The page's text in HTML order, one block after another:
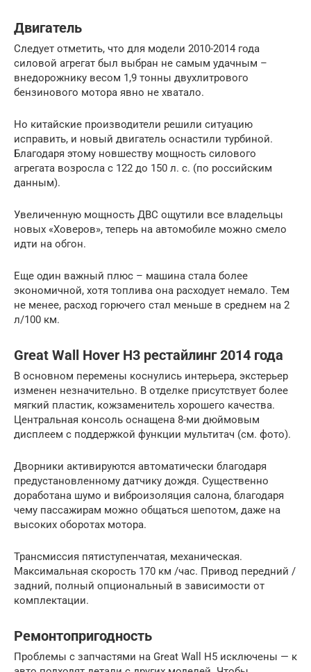
Двигатель
Следует отметить, что для модели 2010-2014 года
силовой агрегат был выбран не самым удачным –
внедорожнику весом 1,9 тонны двухлитрового
бензинового мотора явно не хватало.
Но китайские производители решили ситуацию
исправить, и новый двигатель оснастили турбиной.
Благодаря этому новшеству мощность силового
агрегата возросла с 122 до 150 л. с. (по российским
данным).
Увеличенную мощность ДВС ощутили все владельцы
новых «Ховеров», теперь на автомобиле можно смело
идти на обгон.
Еще один важный плюс – машина стала более
экономичной, хотя топлива она расходует немало. Тем
не менее, расход горючего стал меньше в среднем на 2
л/100 км.
Great Wall Hover H3 рестайлинг 2014 года
В основном перемены коснулись интерьера, экстерьер
изменен незначительно. В отделке присутствует более
мягкий пластик, кожзаменитель хорошего качества.
Центральная консоль оснащена 8-ми дюймовым
дисплеем с поддержкой функции мультитач (см. фото).
Дворники активируются автоматически благодаря
предустановленному датчику дождя. Существенно
доработана шумо и виброизоляция салона, благодаря
чему пассажирам можно общаться шепотом, даже на
высоких оборотах мотора.
Трансмиссия пятиступенчатая, механическая.
Максимальная скорость 170 км /час. Привод передний /
задний, полный опциональный в зависимости от
комплектации.
Ремонтопригодность
Проблемы с запчастями на Great Wall H5 исключены — к